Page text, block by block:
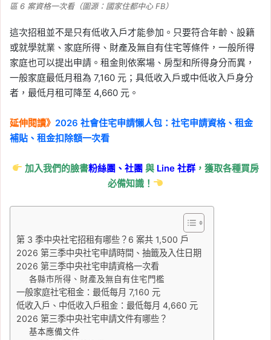
區 6 案資格一次看（圖源：國家住都中心 FB）
這次招租並不是只有低收入戶才能參加。只要符合年齡、設籍
或就學就業、家庭所得、財產及無自有住宅等條件，一般所得
家庭也可以提出申請。租金則依案場、房型和所得身分而異，
一般家庭最低月租為 7,160 元；具低收入戶或中低收入戶身分
者，最低月租可降至 4,660 元。
延伸閱讀》 2026 社會住宅申請懶人包：社宅申請資格、租金
補貼、租金扣除額一次看
加入我們的臉書粉絲團、社團與 Line社群 ，獲取各種買房
必備知識！
第 3 季中央社宅招租有哪些？6 案共 1,500 戶
2026 第三季中央社宅申請時間、抽籤及入住日期
2026 第三季中央社宅申請資格一次看
各縣市所得、財產及無自有住宅門檻
一般家庭社宅租金：最低每月 7,160 元
低收入戶、中低收入戶租金：最低每月 4,660 元
2026 第三季中央社宅申請文件有哪些？
基本應備文件